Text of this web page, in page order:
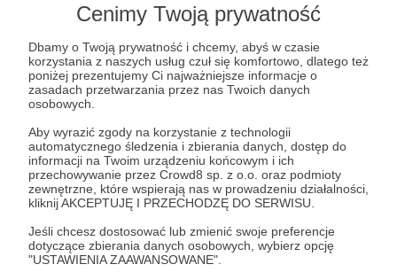
Cenimy Twoją prywatność
Dbamy o Twoją prywatność i chcemy, abyś w czasie
korzystania z naszych usług czuł się komfortowo, dlatego też
poniżej prezentujemy Ci najważniejsze informacje o
zasadach przetwarzania przez nas Twoich danych
osobowych.
Aby wyrazić zgody na korzystanie z technologii
automatycznego śledzenia i zbierania danych, dostęp do
informacji na Twoim urządzeniu końcowym i ich
przechowywanie przez Crowd8 sp. z o.o. oraz podmioty
zewnętrzne, które wspierają nas w prowadzeniu działalności,
kliknij AKCEPTUJĘ I PRZECHODZĘ DO SERWISU.
Jeśli chcesz dostosować lub zmienić swoje preferencje
dotyczące zbierania danych osobowych, wybierz opcję
"USTAWIENIA ZAAWANSOWANE".
z 30 000 zł
1%